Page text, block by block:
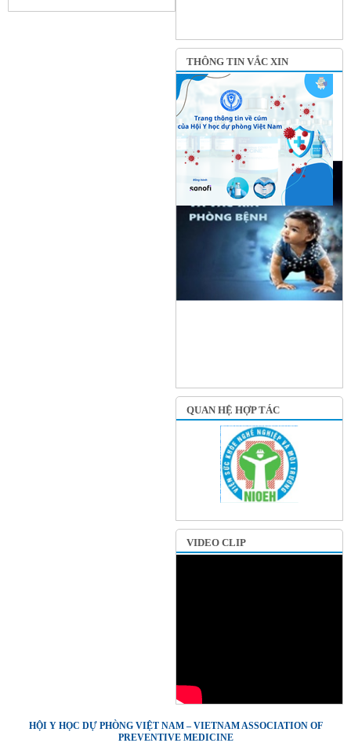
THÔNG TIN VẮC XIN
QUAN HỆ HỢP TÁC
VIDEO CLIP
HỘI Y HỌC DỰ PHÒNG VIỆT NAM – VIETNAM ASSOCIATION OF
PREVENTIVE MEDICINE